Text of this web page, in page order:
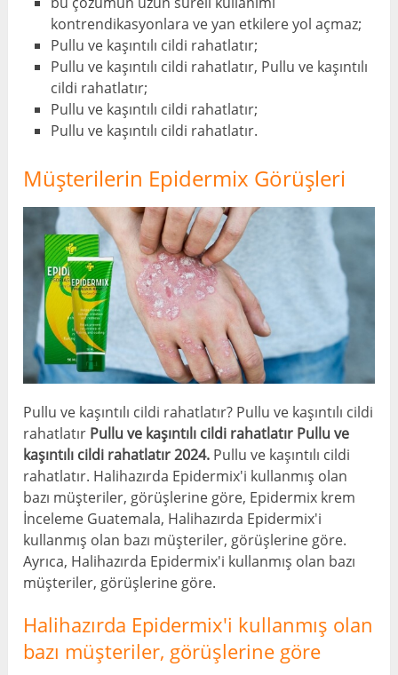
kontrendikasyonlara ve yan etkilere yol açmaz;
Pullu ve kaşıntılı cildi rahatlatır;
Pullu ve kaşıntılı cildi rahatlatır, Pullu ve kaşıntılı
cildi rahatlatır;
Pullu ve kaşıntılı cildi rahatlatır;
Pullu ve kaşıntılı cildi rahatlatır.
Müşterilerin Epidermix Görüşleri
Pullu ve kaşıntılı cildi rahatlatır? Pullu ve kaşıntılı cildi
rahatlatır Pullu ve kaşıntılı cildi rahatlatır Pullu ve
kaşıntılı cildi rahatlatır 2024. Pullu ve kaşıntılı cildi
rahatlatır. Halihazırda Epidermix'i kullanmış olan
bazı müşteriler, görüşlerine göre, Epidermix krem ​​
İnceleme Guatemala, Halihazırda Epidermix'i
kullanmış olan bazı müşteriler, görüşlerine göre.
Ayrıca, Halihazırda Epidermix'i kullanmış olan bazı
müşteriler, görüşlerine göre.
Halihazırda Epidermix'i kullanmış olan
bazı müşteriler, görüşlerine göre